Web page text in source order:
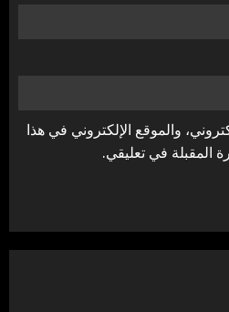
والموقع الإلكتروني في هذا
المقبلة في تعليقي.